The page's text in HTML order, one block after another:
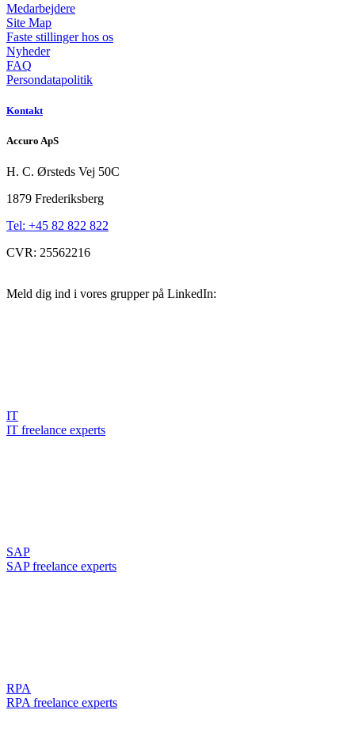
Medarbejdere
Site Map
Faste stillinger hos os
Nyheder
FAQ
Persondatapolitik
Kontakt
Accuro ApS
H. C. Ørsteds Vej 50C
1879 Frederiksberg
Tel: +45 82 822 822
CVR: 25562216
Meld dig ind i vores grupper på LinkedIn:
IT
IT freelance experts
SAP
SAP freelance experts
RPA
RPA freelance experts